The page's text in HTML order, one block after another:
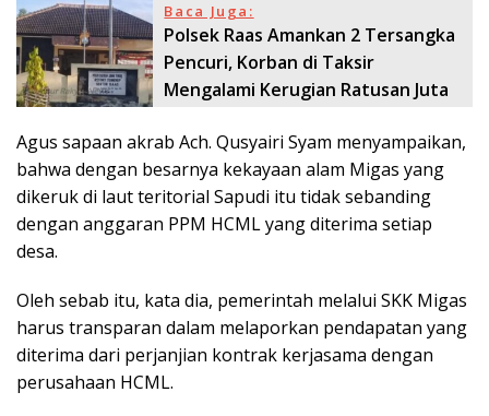
Baca Juga:
Polsek Raas Amankan 2 Tersangka
Pencuri, Korban di Taksir
Mengalami Kerugian Ratusan Juta
Agus sapaan akrab Ach. Qusyairi Syam menyampaikan,
bahwa dengan besarnya kekayaan alam Migas yang
dikeruk di laut teritorial Sapudi itu tidak sebanding
dengan anggaran PPM HCML yang diterima setiap
desa.
Oleh sebab itu, kata dia, pemerintah melalui SKK Migas
harus transparan dalam melaporkan pendapatan yang
diterima dari perjanjian kontrak kerjasama dengan
perusahaan HCML.